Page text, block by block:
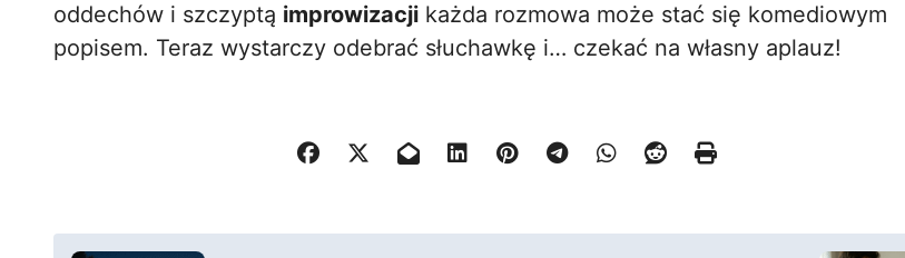
oddechów i szczyptą improwizacji każda rozmowa może stać się komediowym
popisem. Teraz wystarczy odebrać słuchawkę i… czekać na własny aplauz!